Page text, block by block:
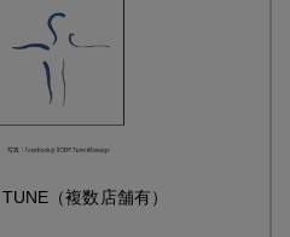
（複数店舗有）